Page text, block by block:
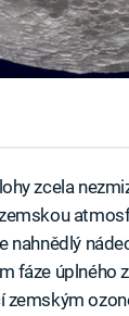
zcela
nahnědlý
fáze úplného